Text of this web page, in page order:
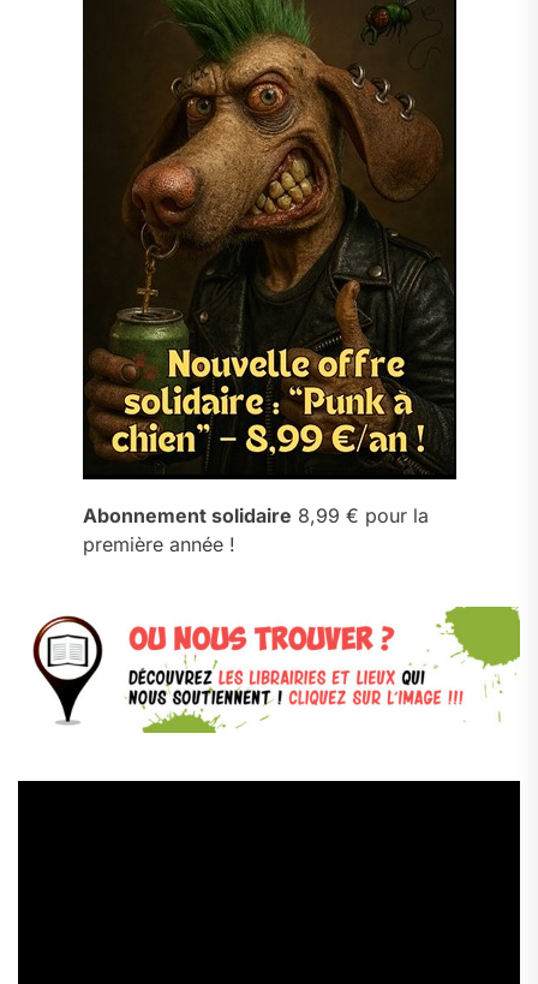
Abonnement solidaire 8,99 € pour la
première année !